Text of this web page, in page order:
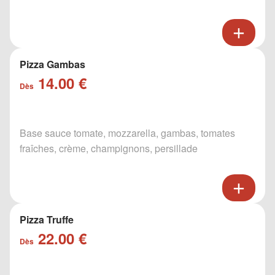
Pizza Gambas
Dès 14.00 €
Base sauce tomate, mozzarella, gambas, tomates
fraîches, crème, champignons, persillade
Pizza Truffe
Dès 22.00 €